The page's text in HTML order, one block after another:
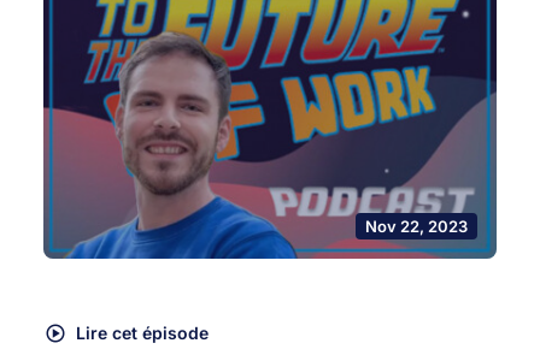
Nov 22, 2023
Lire cet épisode